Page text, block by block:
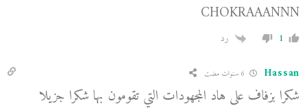
CHOKRAAANNN
1 رد
Hassan
شكرا بزفاف على هاد المجهودات التي تقومون بها شكرا جزيلا